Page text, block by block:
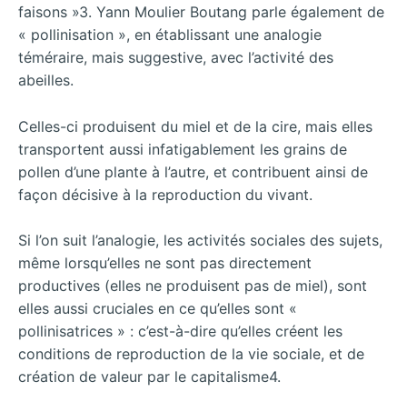
faisons »3. Yann Moulier Boutang parle également de
« pollinisation », en établissant une analogie
téméraire, mais suggestive, avec l’activité des
abeilles.
Celles-ci produisent du miel et de la cire, mais elles
transportent aussi infatigablement les grains de
pollen d’une plante à l’autre, et contribuent ainsi de
façon décisive à la reproduction du vivant.
Si l’on suit l’analogie, les activités sociales des sujets,
même lorsqu’elles ne sont pas directement
productives (elles ne produisent pas de miel), sont
elles aussi cruciales en ce qu’elles sont «
pollinisatrices » : c’est-à-dire qu’elles créent les
conditions de reproduction de la vie sociale, et de
création de valeur par le capitalisme4.